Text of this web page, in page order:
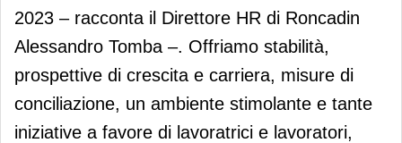
2023 – racconta il Direttore HR di Roncadin
Alessandro Tomba –. Offriamo stabilità,
prospettive di crescita e carriera, misure di
conciliazione, un ambiente stimolante e tante
iniziative a favore di lavoratrici e lavoratori,